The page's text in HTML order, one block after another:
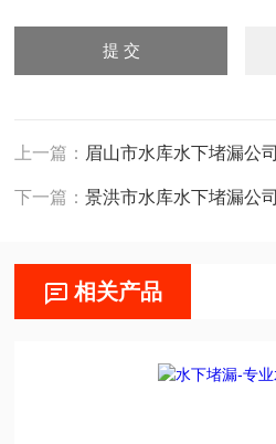
上一篇： 眉山市水库水下堵漏公司
下一篇：景洪市水库水下堵漏公司
相关产品